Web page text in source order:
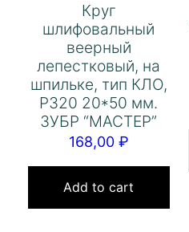
Круг
шлифовальный
веерный
лепестковый, на
шпильке, тип КЛО,
Р320 20*50 мм.
ЗУБР “МАСТЕР”
168,00 ₽
Add to cart